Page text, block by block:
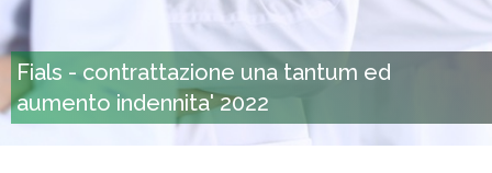
Fials - contrattazione una tantum ed
aumento indennita' 2022